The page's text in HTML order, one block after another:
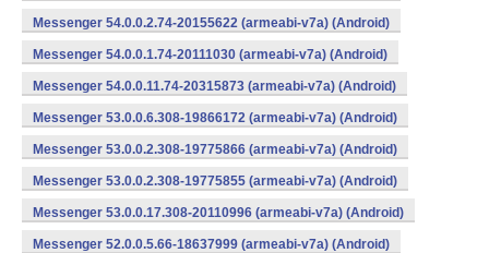
Messenger 54.0.0.2.74-20155622 (armeabi-v7a) (Android)
Messenger 54.0.0.1.74-20111030 (armeabi-v7a) (Android)
Messenger 54.0.0.11.74-20315873 (armeabi-v7a) (Android)
Messenger 53.0.0.6.308-19866172 (armeabi-v7a) (Android)
Messenger 53.0.0.2.308-19775866 (armeabi-v7a) (Android)
Messenger 53.0.0.2.308-19775855 (armeabi-v7a) (Android)
Messenger 53.0.0.17.308-20110996 (armeabi-v7a) (Android)
Messenger 52.0.0.5.66-18637999 (armeabi-v7a) (Android)